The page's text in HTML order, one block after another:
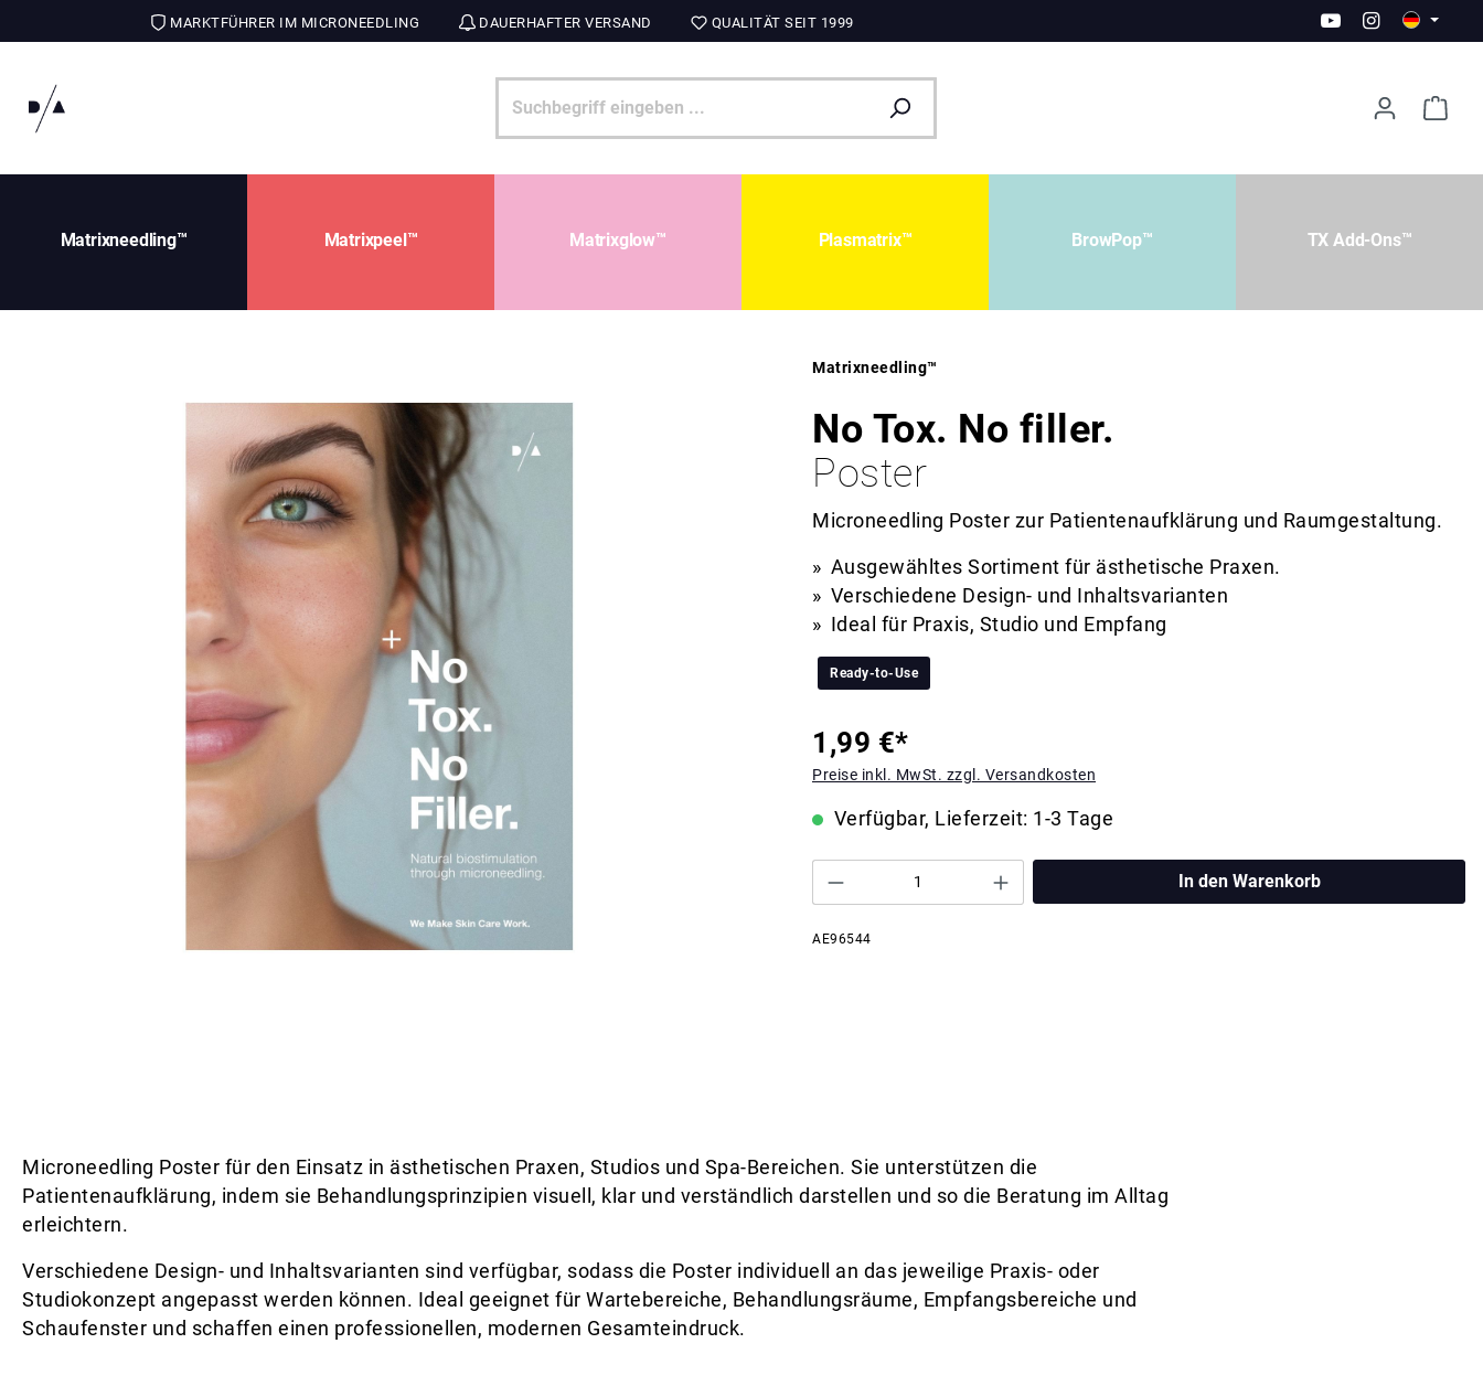
MARKTFÜHRER IM MICRONEEDLING DAUERHAFTER VERSAND QUALITÄT SEIT 1999
Matrixneedling™ Matrixpeel™ Matrixglow™ Plasmatrix™ BrowPop™ TX Add-Ons™
Matrixneedling™
No Tox. No filler.
Poster
Microneedling Poster zur Patientenaufklärung und Raumgestaltung.
Ausgewähltes Sortiment für ästhetische Praxen.
Verschiedene Design- und Inhaltsvarianten
Ideal für Praxis, Studio und Empfang
Ready-to-Use
1,99 €*
Preise inkl. MwSt. zzgl. Versandkosten
Verfügbar, Lieferzeit: 1-3 Tage
In den Warenkorb
AE96544
Microneedling Poster für den Einsatz in ästhetischen Praxen, Studios und Spa-Bereichen. Sie unterstützen die
Patientenaufklärung, indem sie Behandlungsprinzipien visuell, klar und verständlich darstellen und so die Beratung im Alltag
erleichtern.
Verschiedene Design- und Inhaltsvarianten sind verfügbar, sodass die Poster individuell an das jeweilige Praxis- oder
Studiokonzept angepasst werden können. Ideal geeignet für Wartebereiche, Behandlungsräume, Empfangsbereiche und
Schaufenster und schaffen einen professionellen, modernen Gesamteindruck.